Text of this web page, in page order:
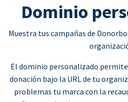
Dominio
Muestra tus campañas de
El dominio personalizado
donación bajo la URL de tu
problemas tu marca con la